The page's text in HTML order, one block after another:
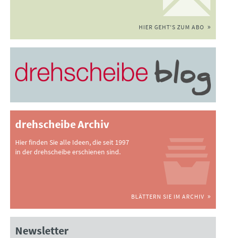
HIER GEHT'S ZUM ABO
drehscheibe Archiv
Hier finden Sie alle Ideen, die seit 1997
in der drehscheibe erschienen sind.
BLÄTTERN SIE IM ARCHIV
Newsletter